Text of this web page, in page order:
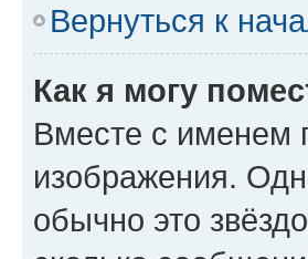
Вернуться к
Как я могу
Вместе с именем
изображения.
обычно это